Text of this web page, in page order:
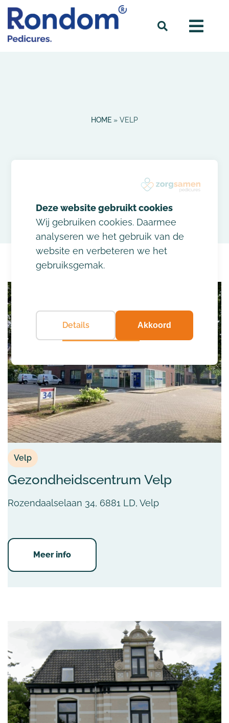
HOME » VELP
Praktijken in Velp
Velp
Gezondheidscentrum Velp
Rozendaalselaan 34, 6881 LD, Velp
Meer info
Wij gebruiken cookies. Daarmee
analyseren we het gebruik van de
website en verbeteren we het
gebruiksgemak.
Details Akkoord